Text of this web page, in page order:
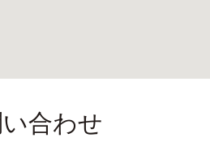
合わせ